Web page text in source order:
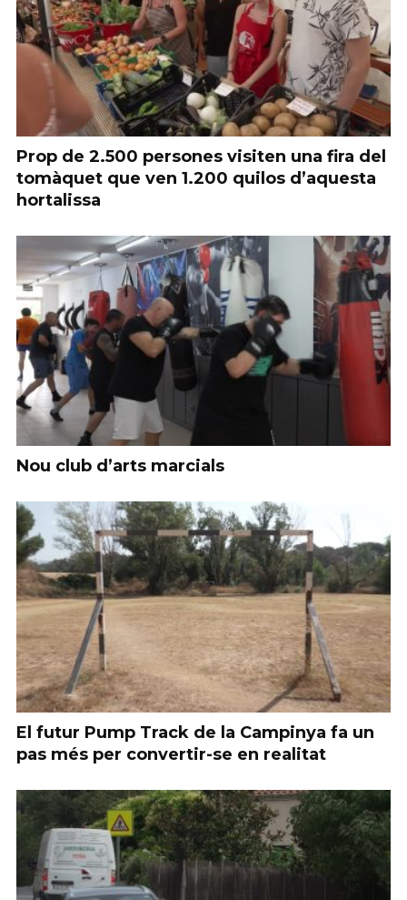
Prop de 2.500 persones visiten una fira del
tomàquet que ven 1.200 quilos d’aquesta
hortalissa
Nou club d’arts marcials
El futur Pump Track de la Campinya fa un
pas més per convertir-se en realitat